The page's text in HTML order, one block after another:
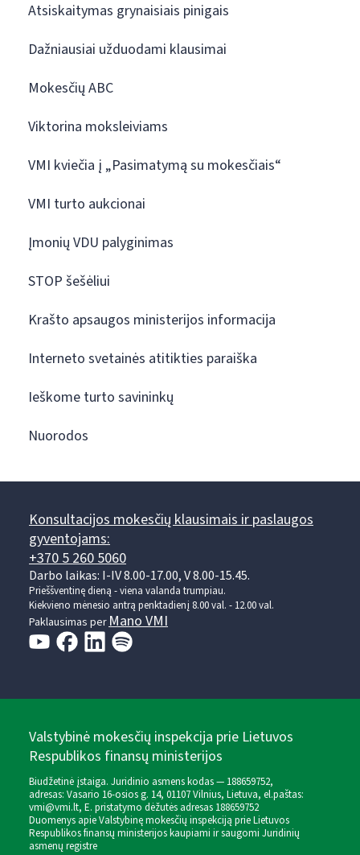
Atsiskaitymas grynaisiais pinigais
Dažniausiai užduodami klausimai
Mokesčių ABC
Viktorina moksleiviams
VMI kviečia į „Pasimatymą su mokesčiais“
VMI turto aukcionai
Įmonių VDU palyginimas
STOP šešėliui
Krašto apsaugos ministerijos informacija
Interneto svetainės atitikties paraiška
Ieškome turto savininkų
Nuorodos
Konsultacijos mokesčių klausimais ir paslaugos
gyventojams:
+370 5 260 5060
Darbo laikas: I-IV 8.00-17.00, V 8.00-15.45.
Prieššventinę dieną - viena valanda trumpiau.
Kiekvieno mėnesio antrą penktadienį 8.00 val. - 12.00 val.
Paklausimas perMano VMI
Valstybinė mokesčių inspekcija prie Lietuvos
Respublikos finansų ministerijos
Biudžetinė įstaiga. Juridinio asmens kodas — 188659752,
adresas: Vasario 16-osios g. 14, 01107 Vilnius, Lietuva, el.paštas:
vmi@vmi.lt, E. pristatymo dėžutės adresas 188659752
Duomenys apie Valstybinę mokesčių inspekciją prie Lietuvos
Respublikos finansų ministerijos kaupiami ir saugomi Juridinių
asmenų registre